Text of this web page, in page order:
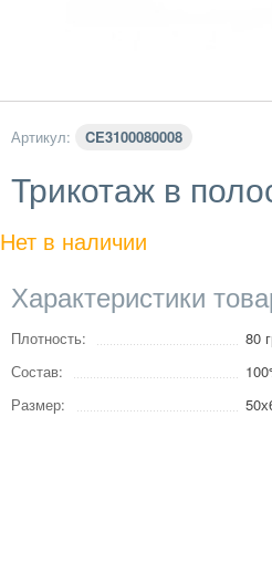
Артикул: CE3100080008
Трикотаж в
Нет в наличии
Характеристики
Плотность:
80
Состав:
Размер: